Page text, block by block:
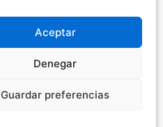
Aceptar
Denegar
Guardar preferencias